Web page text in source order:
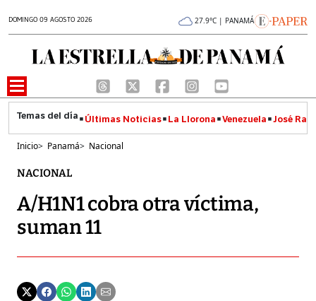
DOMINGO 09 AGOSTO 2026 27.9°C | PANAMÁ
Últimas Noticias La Llorona Venezuela José
Inicio> Panamá> Nacional
NACIONAL
A/H1N1 cobra otra víctima,
suman 11